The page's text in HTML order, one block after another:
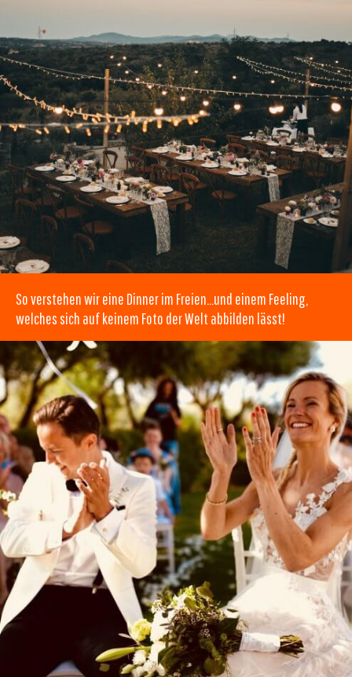
So verstehen wir eine Dinner im Freien…und einem Feeling,
welches sich auf keinem Foto der Welt abbilden lässt!